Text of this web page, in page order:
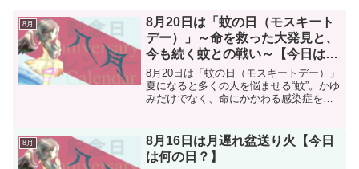
8月
8月20日は「蚊の日（モスキート
デー）」～命を救った大発見と、
今も続く蚊との戦い～【今日は何
の日？】
8月20日は「蚊の日（モスキートデー）」
夏になると多くの人を悩ませる“蚊”。かゆ
みだけでなく、命にかかわる感染症をも
わる記念日が、8月20日の「モスキートデ
ー（蚊の...
8月
8月16日は月遅れ盆送り火【今日
は何の日？】